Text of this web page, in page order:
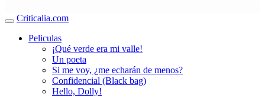
Criticalia.com
Peliculas
¡Qué verde era mi valle!
Un poeta
Si me voy, ¿me echarán de menos?
Confidencial (Black bag)
Hello, Dolly!